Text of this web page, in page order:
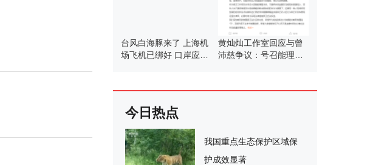
台风白海豚来了 上海机
场飞机已绑好 口岸应急
黄灿灿工作室回应与曾
沛慈争议：号召能理智
今日热点
我国重点生态保护区域保
护成效显著